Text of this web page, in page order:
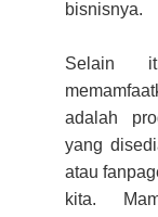
bisnisnya.
Selain
adalah
yang
atau
kita.